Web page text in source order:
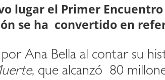
lugar el Primer
se ha convertido en
Ana Bella al contar su
, que alcanzó 80